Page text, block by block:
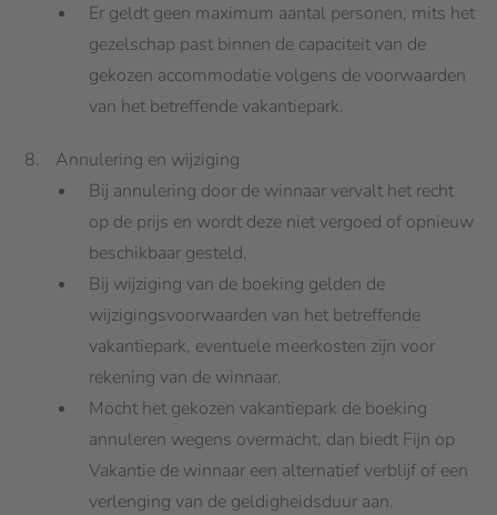
Er geldt geen maximum aantal personen, mits het
gezelschap past binnen de capaciteit van de
gekozen accommodatie volgens de voorwaarden
van het betreffende vakantiepark.
Annulering en wijziging
Bij annulering door de winnaar vervalt het recht
op de prijs en wordt deze niet vergoed of opnieuw
beschikbaar gesteld.
Bij wijziging van de boeking gelden de
wijzigingsvoorwaarden van het betreffende
vakantiepark, eventuele meerkosten zijn voor
rekening van de winnaar.
Mocht het gekozen vakantiepark de boeking
annuleren wegens overmacht, dan biedt Fijn op
Vakantie de winnaar een alternatief verblijf of een
verlenging van de geldigheidsduur aan.